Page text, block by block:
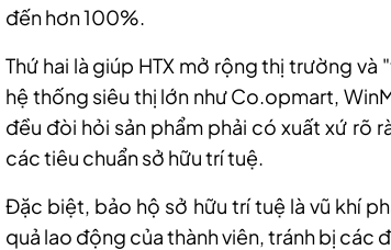
đến hơn 100%.
Thứ hai là giúp HTX mở rộng thị trường
hệ thống siêu thị lớn như Co.opmart,
đều đòi hỏi sản phẩm phải có xuất xứ rõ
các tiêu chuẩn sở hữu trí tuệ.
Đặc biệt, bảo hộ sở hữu trí tuệ là vũ khí
quả lao động của thành viên, tránh bị các